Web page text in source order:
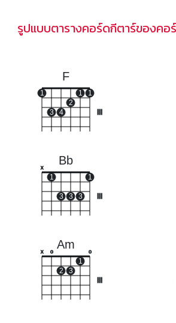
รูปแบบตารางคอร์ดกีตาร์ของคอ
F
1
3 4
2
1 1
Bb
x
1
3 3 3
1
Am
x o
2 3
1
o